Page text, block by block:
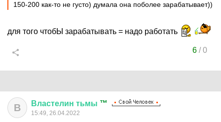
150-200 как-то не густо) думала она поболее зарабатывает))
для того чтобЫ зарабатывать = надо работать
6/0
В Властелин тьмы ™
15:49, 26.04.2022